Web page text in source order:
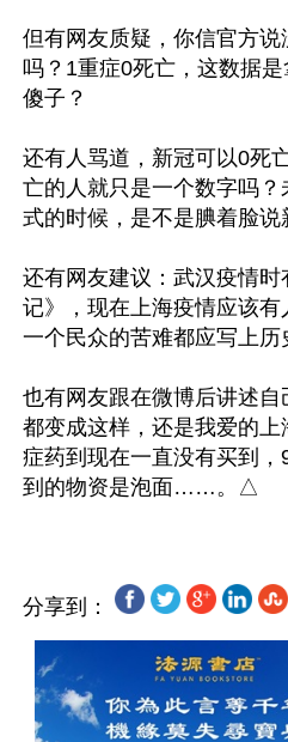
但有网友质疑，你信官方
吗？1重症0死亡，这数据
傻子？
还有人骂道，新冠可以0死
亡的人就只是一个数字吗
式的时候，是不是腆着脸说
还有网友建议：武汉疫情时
记》，现在上海疫情应该
一个民众的苦难都应写上历
也有网友跟在微博后讲述自
都变成这样，还是我爱的
症药到现在一直没有买到
分享到：